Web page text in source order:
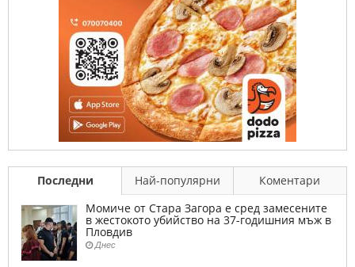
Последни Най-популярни
Коментари
Момиче от Стара Загора е сред замесените
в жестокото убийство на 37-годишния мъж в
Пловдив
Днес